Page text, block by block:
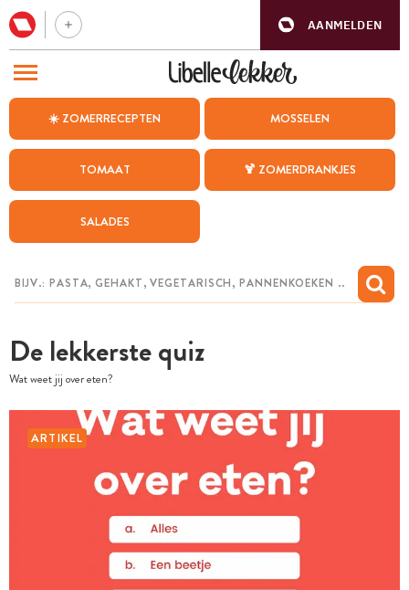
AANMELDEN
☀️ ZOMERRECEPTEN MOSSELEN
TOMAAT 🍹 ZOMERDRANKJES
SALADES
De lekkerste quiz
Wat weet jij over eten?
ARTIKEL
BEZOEK ONZE ANDERE WEBSITES
WEEKMENU
CHAT MET MAIA
MIJN BEWAARDE RECEPTEN